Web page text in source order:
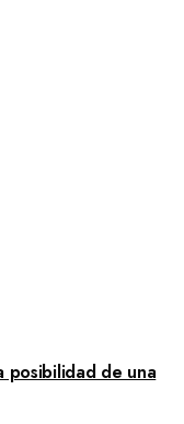
posibilidad de una